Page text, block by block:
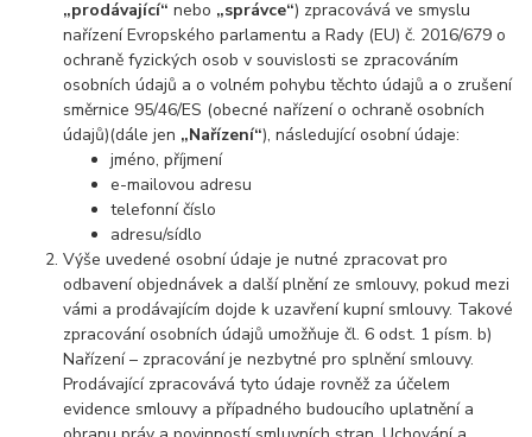
„prodávající“ nebo „správce“) zpracovává ve smyslu
nařízení Evropského parlamentu a Rady (EU) č. 2016/679 o
ochraně fyzických osob v souvislosti se zpracováním
osobních údajů a o volném pohybu těchto údajů a o zrušení
směrnice 95/46/ES (obecné nařízení o ochraně osobních
údajů)(dále jen „Nařízení“), následující osobní údaje:
jméno, příjmení
e-mailovou adresu
telefonní číslo
adresu/sídlo
Výše uvedené osobní údaje je nutné zpracovat pro
odbavení objednávek a další plnění ze smlouvy, pokud mezi
vámi a prodávajícím dojde k uzavření kupní smlouvy. Takové
zpracování osobních údajů umožňuje čl. 6 odst. 1 písm. b)
Nařízení – zpracování je nezbytné pro splnění smlouvy.
Prodávající zpracovává tyto údaje rovněž za účelem
evidence smlouvy a případného budoucího uplatnění a